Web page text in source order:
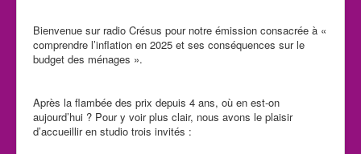
Bienvenue sur radio Crésus pour notre émission consacrée à «
comprendre l’inflation en 2025 et ses conséquences sur le
budget des ménages ».
Après la flambée des prix depuis 4 ans, où en est-on
aujourd’hui ? Pour y voir plus clair, nous avons le plaisir
d’accueillir en studio trois invités :